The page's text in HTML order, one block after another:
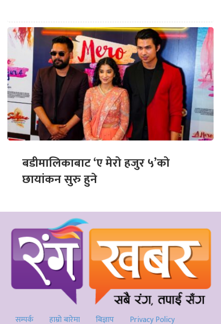
बडीमालिकाबाट ‘ए मेरो हजुर ५’को
छायांकन सुरु हुने
सम्पर्क हाम्रो बारेमा बिज्ञाप Privacy Policy